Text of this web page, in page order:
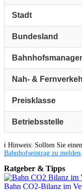
Stadt
Bundesland
Nah- &
Preisklasse
Betriebsstelle
ℹ️ Hinweis: Sollten Sie
Bahnhofseintrag zu melden
Ratgeber & Tipps
Bahn CO2-Bilanz im